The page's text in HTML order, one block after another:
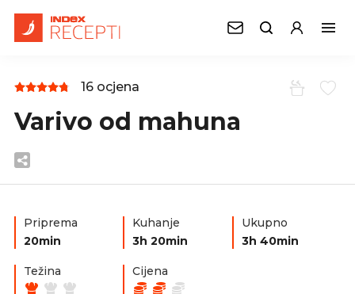
16 ocjena
Varivo od mahuna
Priprema
20min
Kuhanje
3h 20min
Ukupno
3h 40min
Težina Cijena